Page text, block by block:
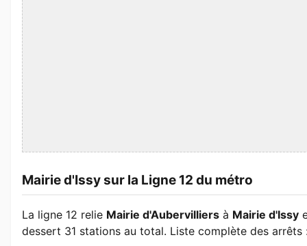
Mairie d'Issy sur la Ligne 12 du métro
La ligne 12 relie Mairie d'Aubervilliers à Mairie d'Issy
dessert 31 stations au total. Liste complète des arrêts